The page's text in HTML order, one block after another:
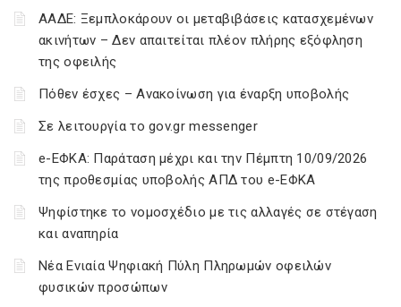
ΑΑΔΕ: Ξεμπλοκάρουν οι μεταβιβάσεις κατασχεμένων
ακινήτων – Δεν απαιτείται πλέον πλήρης εξόφληση
της οφειλής
Πόθεν έσχες – Ανακοίνωση για έναρξη υποβολής
Σε λειτουργία το gov.gr messenger
e-ΕΦΚΑ: Παράταση μέχρι και την Πέμπτη 10/09/2026
της προθεσμίας υποβολής ΑΠΔ του e-ΕΦΚΑ
Ψηφίστηκε το νομοσχέδιο με τις αλλαγές σε στέγαση
και αναπηρία
Νέα Ενιαία Ψηφιακή Πύλη Πληρωμών οφειλών
φυσικών προσώπων